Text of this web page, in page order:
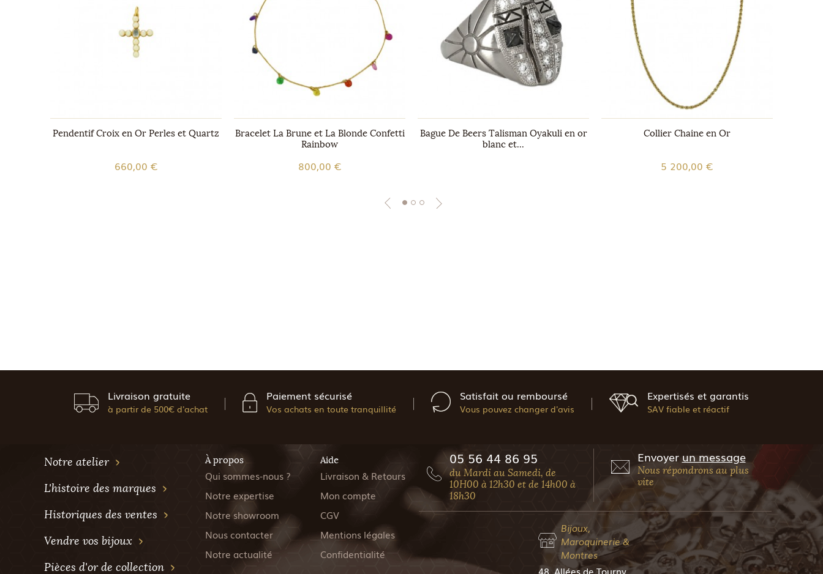
Pendentif Croix en Or Perles et Quartz
660,00 €
Bracelet La Brune et La Blonde Confetti
Rainbow
800,00 €
Bague De Beers Talisman Oyakuli en or
blanc et...
Collier Chaine en Or
5 200,00 €
Livraison gratuite
à partir de 500€ d'achat
Paiement sécurisé
Vos achats en toute tranquillité
Satisfait ou remboursé
Vous pouvez changer d'avis
Expertisés et garantis
SAV fiable et réactif
Notre atelier
L'histoire des marques
Historiques des ventes
Vendre vos bijoux
Pièces d'or de collection
À propos
Qui sommes-nous ?
Notre expertise
Notre showroom
Nous contacter
Notre actualité
Aide
Livraison & Retours
Mon compte
CGV
Mentions légales
Confidentialité
05 56 44 86 95
du Mardi au Samedi, de
10H00 à 12h30 et de 14h00 à
18h30
Envoyer un message
Nous répondrons au plus
vite
Bijoux,
Maroquinerie &
Montres
48, Allées de Tourny